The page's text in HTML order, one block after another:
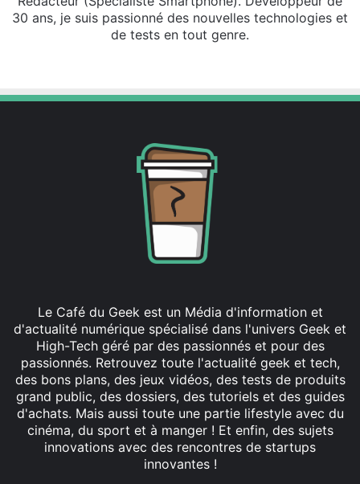
30 ans, je suis passionné des nouvelles technologies et
de tests en tout genre.
Le Café du Geek est un Média d'information et
d'actualité numérique spécialisé dans l'univers Geek et
High-Tech géré par des passionnés et pour des
passionnés. Retrouvez toute l'actualité geek et tech,
des bons plans, des jeux vidéos, des tests de produits
grand public, des dossiers, des tutoriels et des guides
d'achats. Mais aussi toute une partie lifestyle avec du
cinéma, du sport et à manger ! Et enfin, des sujets
innovations avec des rencontres de startups
innovantes !